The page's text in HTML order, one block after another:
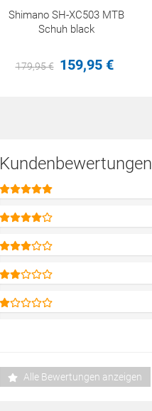
Shimano SH-XC503 MTB
Schuh black
179,95€ 159,95 €
Kundenbewertungen
Alle Bewertungen anzeigen